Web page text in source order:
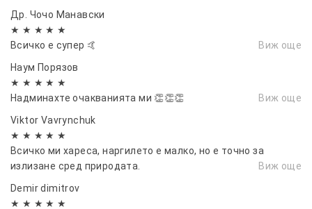
Др. Чочо Манавски
★ ★ ★ ★ ★
Всичко е супер 🤙
Виж още
Наум Порязов
★ ★ ★ ★ ★
Надминахте очакванията ми 👏👏👏
Виж още
Viktor Vavrynchuk
★ ★ ★ ★ ★
Всичко ми хареса, наргилето е малко, но е точно за
излизане сред природата.
Виж още
Demir dimitrov
★ ★ ★ ★ ★